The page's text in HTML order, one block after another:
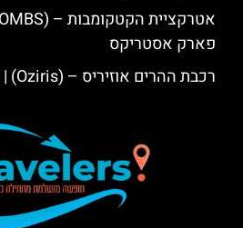
פארק אסטריקס
רכבת ההרים אוזיריס – (Oziris) | פארק אסטריקס